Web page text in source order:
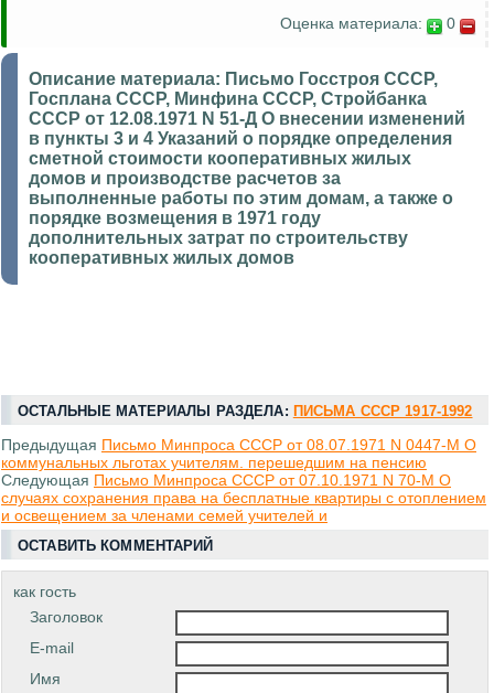
Оценка материала: 0
Описание материала: Письмо Госстроя СССР,
Госплана СССР, Минфина СССР, Стройбанка
СССР от 12.08.1971 N 51-Д О внесении изменений
в пункты 3 и 4 Указаний о порядке определения
сметной стоимости кооперативных жилых
домов и производстве расчетов за
выполненные работы по этим домам, а также о
порядке возмещения в 1971 году
дополнительных затрат по строительству
кооперативных жилых домов
ОСТАЛЬНЫЕ МАТЕРИАЛЫ РАЗДЕЛА: ПИСЬМА СССР 1917-1992
Предыдущая Письмо Минпроса СССР от 08.07.1971 N 0447-М О
коммунальных льготах учителям. перешедшим на пенсию
Следующая Письмо Минпроса СССР от 07.10.1971 N 70-М О
случаях сохранения права на бесплатные квартиры с отоплением
и освещением за членами семей учителей и
ОСТАВИТЬ КОММЕНТАРИЙ
как гость
Заголовок
E-mail
Имя